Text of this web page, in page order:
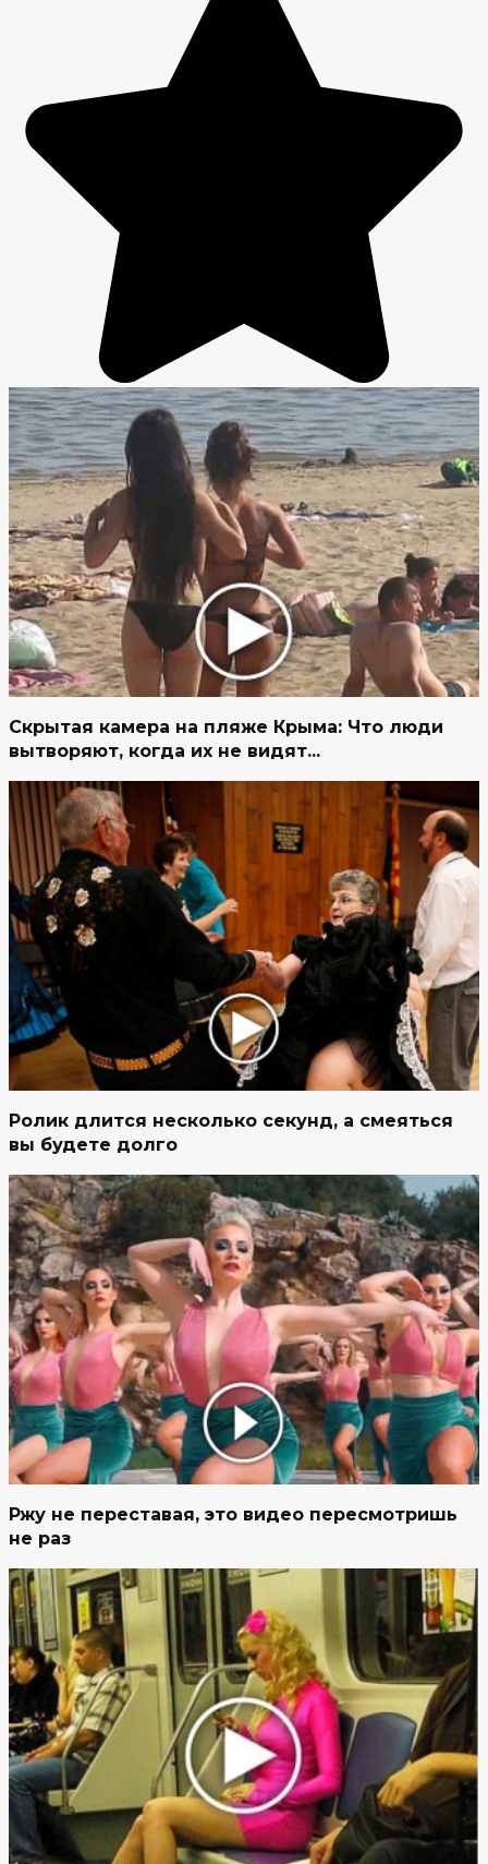
Скрытая камера на пляже Крыма: Что люди
вытворяют, когда их не видят...
Ролик длится несколько секунд, а смеяться
вы будете долго
Ржу не переставая, это видео пересмотришь
не раз